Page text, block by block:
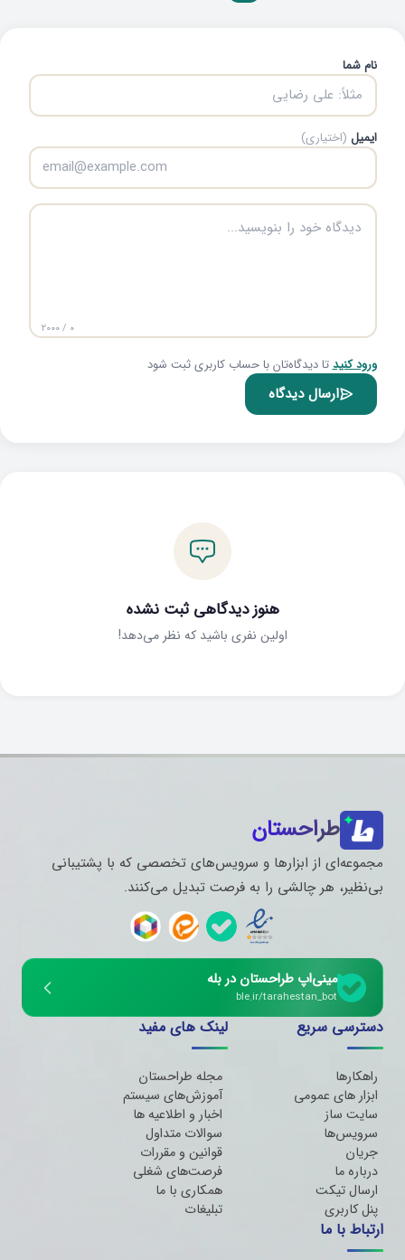
نام شما
ایمیل (اختیاری)
۰ / ۲۰۰۰
ورود کنیدتا دیدگاه‌تان با حساب کاربری ثبت شود
ارسال دیدگاه
هنوز دیدگاهی ثبت نشده
اولین نفری باشید که نظر می‌دهد!
طراحستان
مجموعه‌ای از ابزارها و سرویس‌های تخصصی که با پشتیبانی
بی‌نظیر، هر چالشی را به فرصت تبدیل می‌کنند.
مینی‌اپ طراحستان در بله
ble.ir/tarahestan_bot
دسترسی سریع
راهکارها
ابزار های عمومی
سایت ساز
سرویس‌ها
جریان
درباره ما
ارسال تیکت
پنل کاربری
لینک های مفید
مجله طراحستان
آموزش‌های سیستم
اخبار و اطلاعیه ها
سوالات متداول
قوانین و مقررات
فرصت‌های شغلی
همکاری با ما
تبلیغات
ارتباط با ما